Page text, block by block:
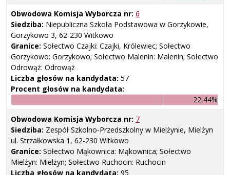
Obwodowa Komisja Wyborcza nr: 6
Siedziba: Niepubliczna Szkoła Podstawowa w Gorzykowie,
Gorzykowo 3, 62-230 Witkowo
Granice: Sołectwo Czajki: Czajki, Królewiec; Sołectwo
Gorzykowo: Gorzykowo; Sołectwo Malenin: Malenin; Sołectwo
Odrowąż: Odrowąż
Liczba głosów na kandydata: 57
Procent głosów na kandydata:
22,44%
Obwodowa Komisja Wyborcza nr: 7
Siedziba: Zespół Szkolno-Przedszkolny w Mielżynie, Mielżyn
ul. Strzałkowska 1, 62-230 Witkowo
Granice: Sołectwo Mąkownica: Mąkownica; Sołectwo
Mielżyn: Mielżyn; Sołectwo Ruchocin: Ruchocin
Liczba głosów na kandydata: 95